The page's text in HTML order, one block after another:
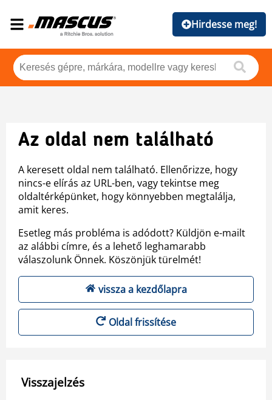
Hirdesse meg!
Az oldal nem található
A keresett oldal nem található. Ellenőrizze, hogy
nincs-e elírás az URL-ben, vagy tekintse meg
oldaltérképünket, hogy könnyebben megtalálja,
amit keres.
Esetleg más probléma is adódott? Küldjön e-mailt
az alábbi címre, és a lehető leghamarabb
válaszolunk Önnek. Köszönjük türelmét!
vissza a kezdőlapra
Oldal frissítése
Visszajelzés